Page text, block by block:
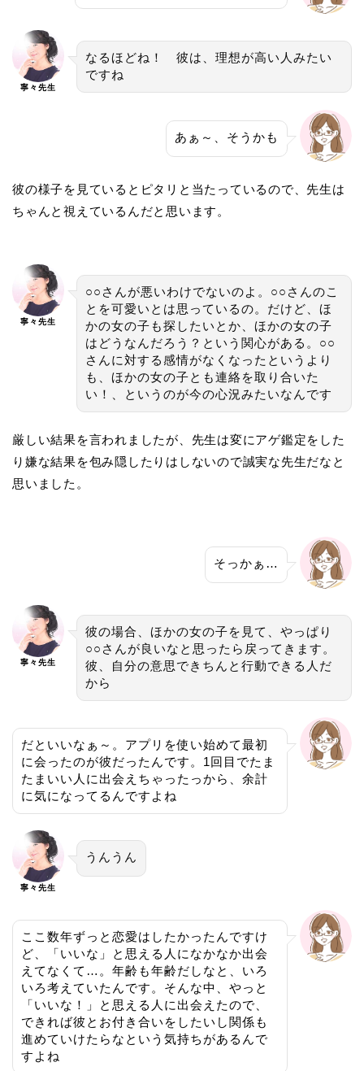
寧々先生
なるほどね！ 彼は、理想が高い人みたい
ですね
あぁ～、そうかも
彼の様子を見ているとピタリと当たっているので、先生は
ちゃんと視えているんだと思います。
寧々先生
○○さんが悪いわけでないのよ。○○さんのこ
とを可愛いとは思っているの。だけど、ほ
かの女の子も探したいとか、ほかの女の子
はどうなんだろう？という関心がある。○○
さんに対する感情がなくなったというより
も、ほかの女の子とも連絡を取り合いた
い！、というのが今の心況みたいなんです
厳しい結果を言われましたが、先生は変にアゲ鑑定をした
り嫌な結果を包み隠したりはしないので誠実な先生だなと
思いました。
そっかぁ…
寧々先生
彼の場合、ほかの女の子を見て、やっぱり
○○さんが良いなと思ったら戻ってきます。
彼、自分の意思できちんと行動できる人だ
から
だといいなぁ～。アプリを使い始めて最初
に会ったのが彼だったんです。1回目でたま
たまいい人に出会えちゃったっから、余計
に気になってるんですよね
寧々先生
うんうん
ここ数年ずっと恋愛はしたかったんですけ
ど、「いいな」と思える人になかなか出会
えてなくて…。年齢も年齢だしなと、いろ
いろ考えていたんです。そんな中、やっと
「いいな！」と思える人に出会えたので、
できれば彼とお付き合いをしたいし関係も
進めていけたらなという気持ちがあるんで
すよね